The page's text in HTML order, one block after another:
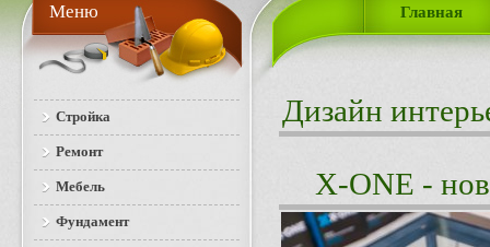
Главная
Дизайн
X-ONE -
Меню
Стройка
Ремонт
Мебель
Фундамент